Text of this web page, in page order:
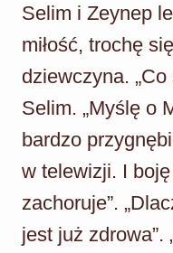
Selim i Zeynep
miłość, trochę
dziewczyna.
Selim. „Myślę o
bardzo
w telewizji. I
zachoruje”.
jest już zdrowa”.